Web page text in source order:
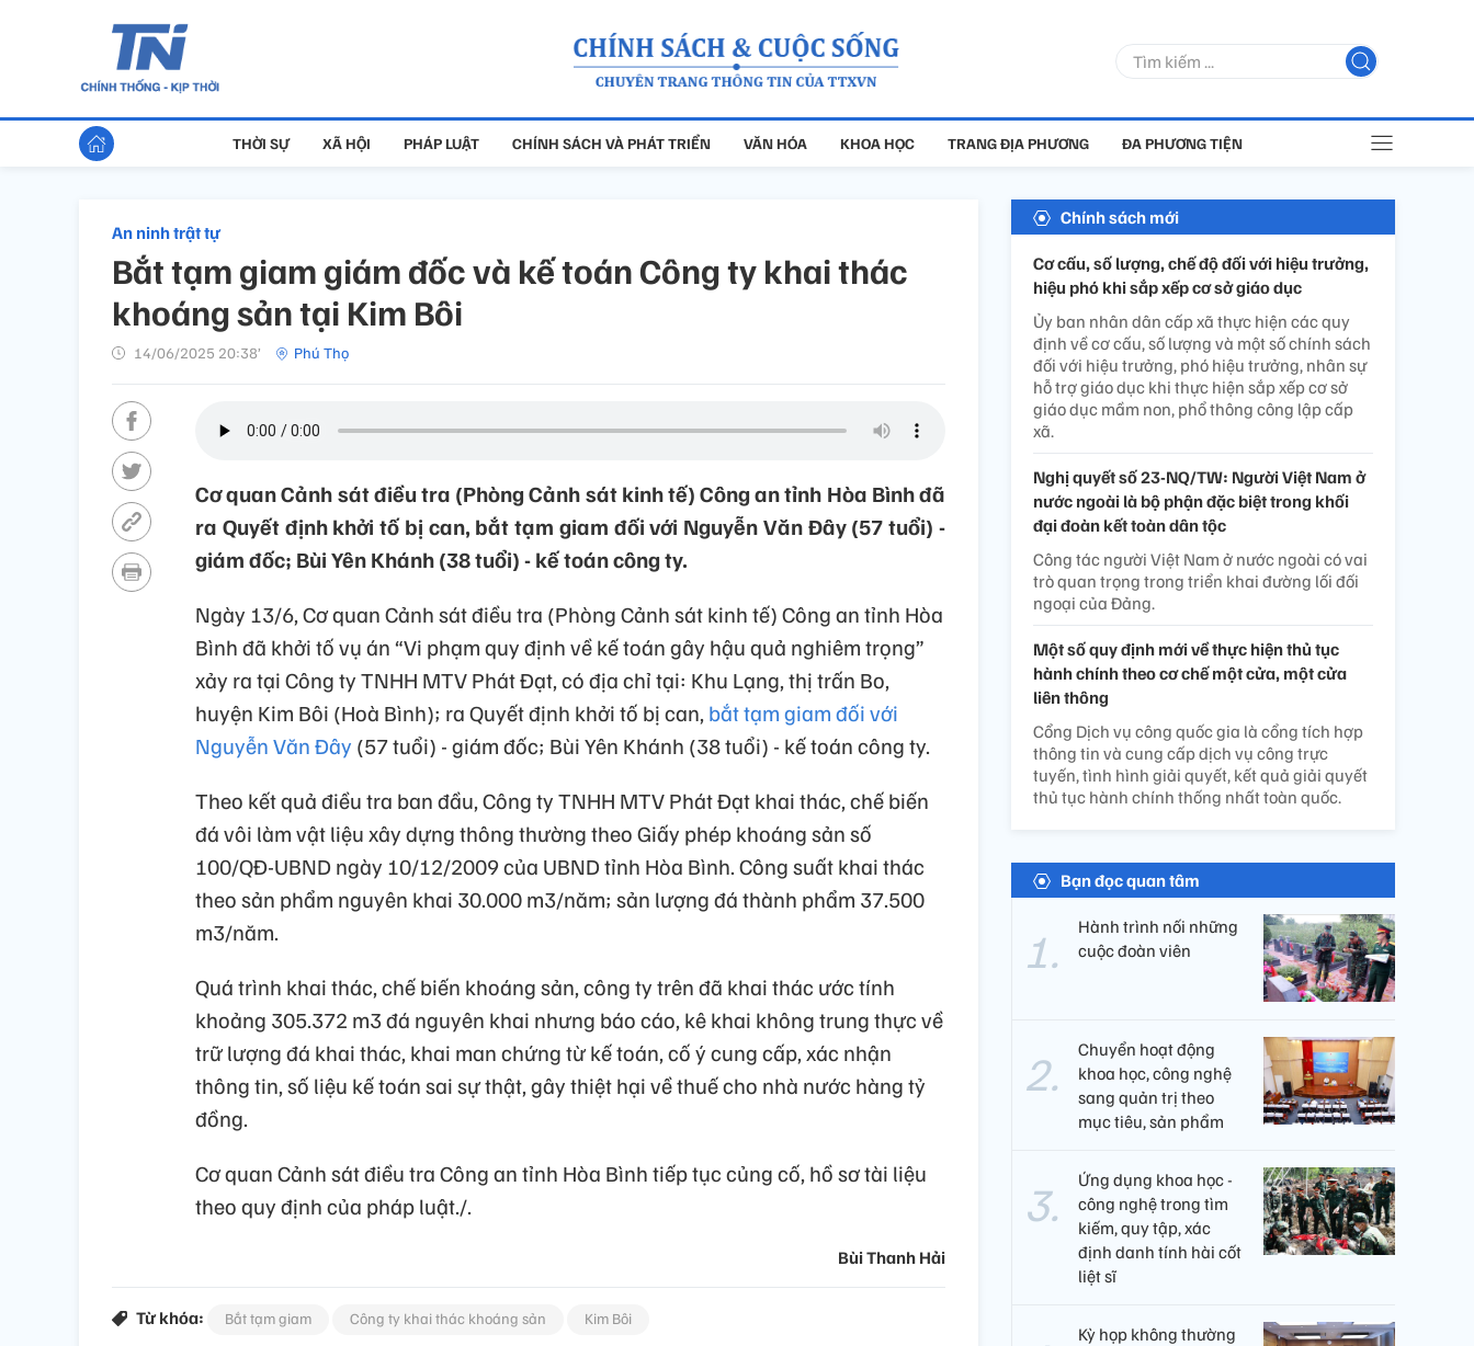
THỜI SỰ XÃ HỘI PHÁP LUẬT CHÍNH SÁCH VÀ PHÁT TRIỂN VĂN HÓA KHOA HỌC TRANG ĐỊA PHƯƠNG ĐA PHƯƠNG TIỆN
An ninh trật tự
Bắt tạm giam giám đốc và kế toán Công ty khai thác
khoáng sản tại Kim Bôi
14/06/2025 20:38’ Phú Thọ
Cơ quan Cảnh sát điều tra (Phòng Cảnh sát kinh tế) Công an tỉnh Hòa Bình đã
ra Quyết định khởi tố bị can, bắt tạm giam đối với Nguyễn Văn Đây (57 tuổi) -
giám đốc; Bùi Yên Khánh (38 tuổi) - kế toán công ty.
Ngày 13/6, Cơ quan Cảnh sát điều tra (Phòng Cảnh sát kinh tế) Công an tỉnh Hòa
Bình đã khởi tố vụ án “Vi phạm quy định về kế toán gây hậu quả nghiêm trọng”
xảy ra tại Công ty TNHH MTV Phát Đạt, có địa chỉ tại: Khu Lạng, thị trấn Bo,
huyện Kim Bôi (Hoà Bình); ra Quyết định khởi tố bị can, bắt tạm giam đối với
Nguyễn Văn Đây (57 tuổi) - giám đốc; Bùi Yên Khánh (38 tuổi) - kế toán công ty.
Theo kết quả điều tra ban đầu, Công ty TNHH MTV Phát Đạt khai thác, chế biến
đá vôi làm vật liệu xây dựng thông thường theo Giấy phép khoáng sản số
100/QĐ-UBND ngày 10/12/2009 của UBND tỉnh Hòa Bình. Công suất khai thác
theo sản phẩm nguyên khai 30.000 m3/năm; sản lượng đá thành phẩm 37.500
m3/năm.
Quá trình khai thác, chế biến khoáng sản, công ty trên đã khai thác ước tính
khoảng 305.372 m3 đá nguyên khai nhưng báo cáo, kê khai không trung thực về
trữ lượng đá khai thác, khai man chứng từ kế toán, cố ý cung cấp, xác nhận
thông tin, số liệu kế toán sai sự thật, gây thiệt hại về thuế cho nhà nước hàng tỷ
đồng.
Cơ quan Cảnh sát điều tra Công an tỉnh Hòa Bình tiếp tục củng cố, hồ sơ tài liệu
theo quy định của pháp luật./.
Bùi Thanh Hải
Từ khóa: Bắt tạm giam Công ty khai thác khoáng sản Kim Bôi
Chính sách mới
Cơ cấu, số lượng, chế độ đối với hiệu trưởng,
hiệu phó khi sắp xếp cơ sở giáo dục
Ủy ban nhân dân cấp xã thực hiện các quy
định về cơ cấu, số lượng và một số chính sách
đối với hiệu trưởng, phó hiệu trưởng, nhân sự
hỗ trợ giáo dục khi thực hiện sắp xếp cơ sở
giáo dục mầm non, phổ thông công lập cấp
xã.
Nghị quyết số 23-NQ/TW: Người Việt Nam ở
nước ngoài là bộ phận đặc biệt trong khối
đại đoàn kết toàn dân tộc
Công tác người Việt Nam ở nước ngoài có vai
trò quan trọng trong triển khai đường lối đối
ngoại của Đảng.
Một số quy định mới về thực hiện thủ tục
hành chính theo cơ chế một cửa, một cửa
liên thông
Cổng Dịch vụ công quốc gia là cổng tích hợp
thông tin và cung cấp dịch vụ công trực
tuyến, tình hình giải quyết, kết quả giải quyết
thủ tục hành chính thống nhất toàn quốc.
Bạn đọc quan tâm
Hành trình nối những
cuộc đoàn viên
Chuyển hoạt động
khoa học, công nghệ
sang quản trị theo
mục tiêu, sản phẩm
Ứng dụng khoa học -
công nghệ trong tìm
kiếm, quy tập, xác
định danh tính hài cốt
liệt sĩ
Kỳ họp không thường